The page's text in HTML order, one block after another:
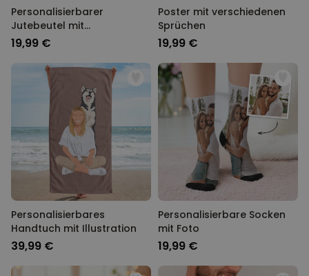
Personalisierbarer
Jutebeutel mit
Monogramm
19,99 €
Poster mit verschiedenen
Sprüchen
19,99 €
Personalisierbares
Handtuch mit Illustration
39,99 €
Personalisierbare Socken
mit Foto
19,99 €